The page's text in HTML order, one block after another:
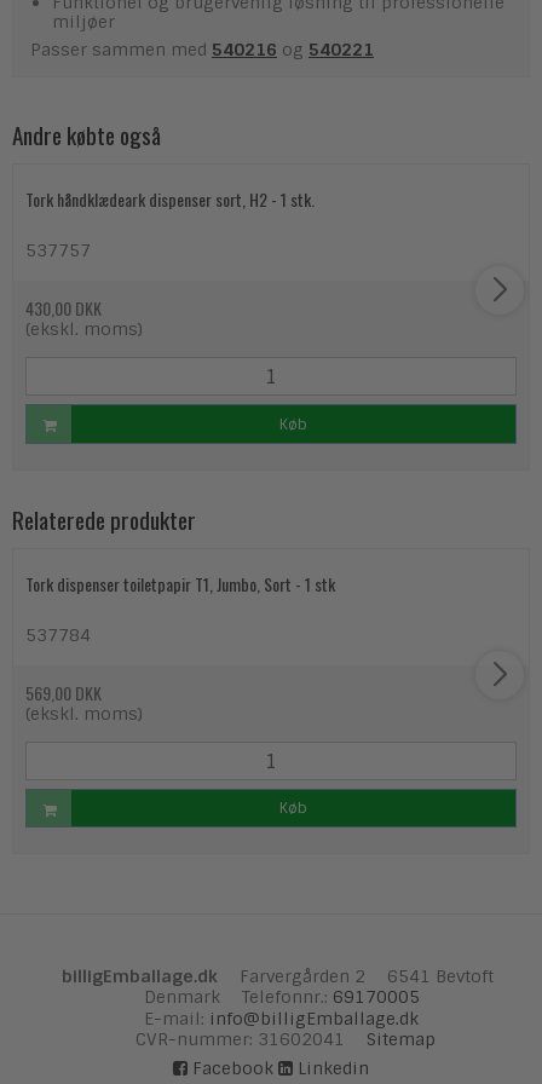
miljøer
Passer sammen med 540216 og 540221
Andre købte også
Tork håndklædeark dispenser sort, H2 - 1 stk.
537757
430,00 DKK
(ekskl. moms)
Køb
Relaterede produkter
Tork dispenser toiletpapir T1, Jumbo, Sort - 1 stk
537784
569,00 DKK
(ekskl. moms)
Køb
billigEmballage.dk Farvergården 2
6541 Bevtoft
Denmark
Telefonnr.: 69170005
E-mail: info@billigEmballage.dk
CVR-nummer: 31602041
Sitemap
Facebook
Linkedin